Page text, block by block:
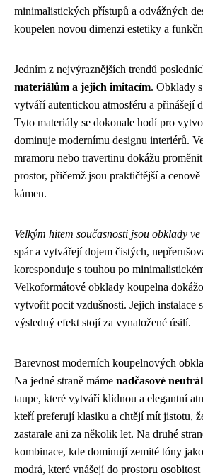
minimalistických přístupů a odvážných
koupelen novou dimenzi estetiky a
Jedním z nejvýraznějších trendů
materiálům a jejich imitacím. Obklady
vytváří autentickou atmosféru a přinášejí
Tyto materiály se dokonale hodí pro
dominuje modernímu designu interiérů.
mramoru nebo travertinu dokážu
prostor, přičemž jsou praktičtější a
kámen.
Velkým hitem současnosti jsou obklady
spár a vytvářejí dojem čistých,
koresponduje s touhou po
Velkoformátové obklady koupelna
vytvořit pocit vzdušnosti. Jejich instalace
výsledný efekt stojí za vynaložené úsilí.
Barevnost moderních koupelnových
Na jedné straně máme nadčasové
taupe, které vytváří klidnou a elegantní
kteří preferují klasiku a chtějí mít jistotu,
zastarale ani za několik let. Na druhé
kombinace, kde dominují zemité tóny
modrá, které vnášejí do prostoru osobitost